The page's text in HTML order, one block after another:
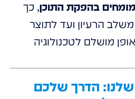
מומחים בהפקת התוכן, כך
הרעיון ועד לתוצר
מושלם לטכנולוגיה
הדרך שלכם